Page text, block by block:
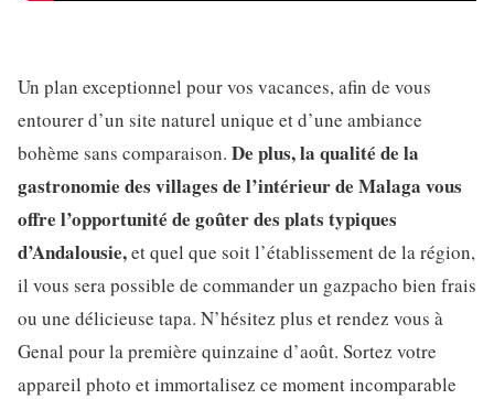
Un plan exceptionnel pour vos vacances, afin de vous
entourer d’un site naturel unique et d’une ambiance
bohème sans comparaison. De plus, la qualité de la
gastronomie des villages de l’intérieur de Malaga vous
offre l’opportunité de goûter des plats typiques
d’Andalousie,et quel que soit l’établissement de la région,
il vous sera possible de commander un gazpacho bien frais
ou une délicieuse tapa. N’hésitez plus et rendez vous à
Genal pour la première quinzaine d’août. Sortez votre
appareil photo et immortalisez ce moment incomparable